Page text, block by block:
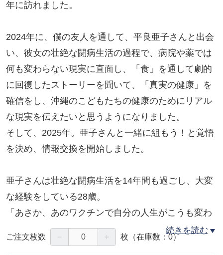
年に訪れました。
2024年に、僕の友人を通して、平良亜子さんと出会
い、彼女の壮絶な闘病生活の過程で、病院や薬では
何も変わらない現実に直面し、「食」を通して劇的
に回復したストーリーを聞いて、「真実の健康」を
確信をし、沖縄のこどもたちの健康のためにリアル
な現実を伝えたいと思うようになりました。
そして、2025年。亜子さんと一緒に組もう！と覚悟
を決め、情報交換を開始しました。
亜子さんは壮絶な闘病生活を14年間も過ごし、大変
な経験をしている28歳。
「あさか、あのワクチンで自分の人生がこうも変わ
るなんて…」
14年の闘病生活で気づいたこと、経験したことを聞
続きを読む
ご注文枚数 － ＋ 枚 （在庫数：0）